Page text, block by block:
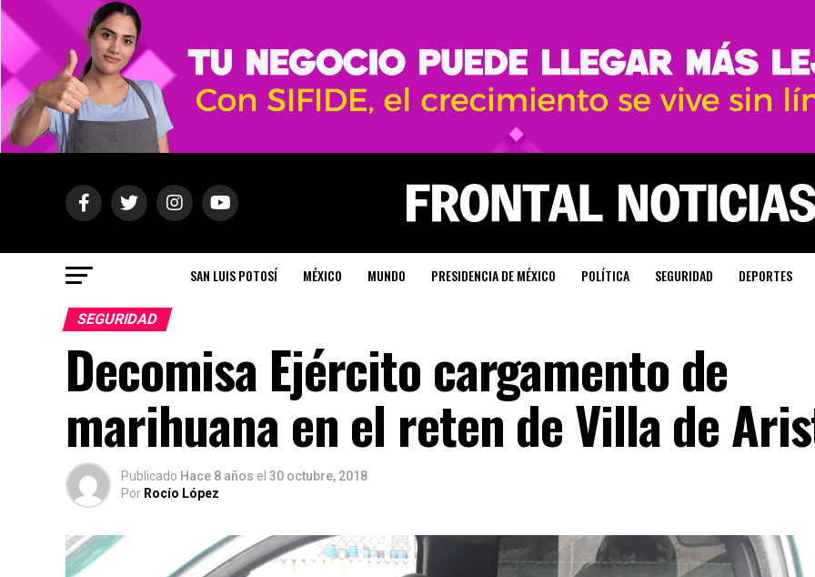
SAN LUIS POTOSÍ MÉXICO MUNDO PRESIDENCIA DE MÉXICO POLÍTICA SEGURIDAD DEPORTES
SEGURIDAD
Decomisa Ejército cargamento de
marihuana en el reten de Villa de
Publicado Hace 8 años el 30 octubre, 2018
Por Rocío López